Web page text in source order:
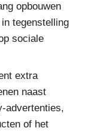
opbouwen
tegenstelling
sociale
extra
naast
advertenties,
of het